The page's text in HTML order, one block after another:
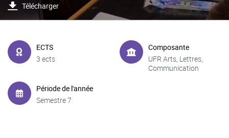
Télécharger
ECTS
3 ects
Composante
UFR Arts, Lettres,
Communication
Période de l'année
Semestre 7